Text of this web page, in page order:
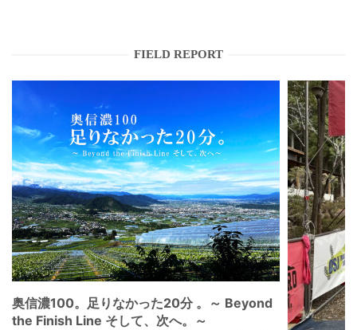
FIELD REPORT
奥信濃100。足りなかった20分 。～ Beyond
the Finish Line そして、次へ。～